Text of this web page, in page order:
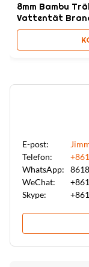
8mm Bambu
Vattentät
E-post:
Telefon:
WhatsApp:
WeChat:
Skype: